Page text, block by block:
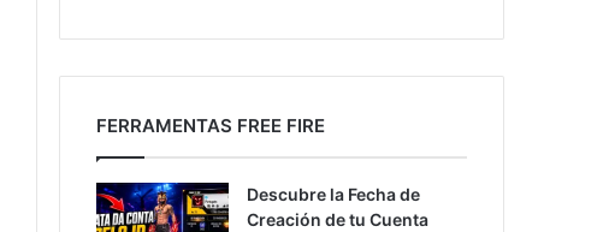
FERRAMENTAS FREE FIRE
Descubre la Fecha de
Creación de tu Cuenta